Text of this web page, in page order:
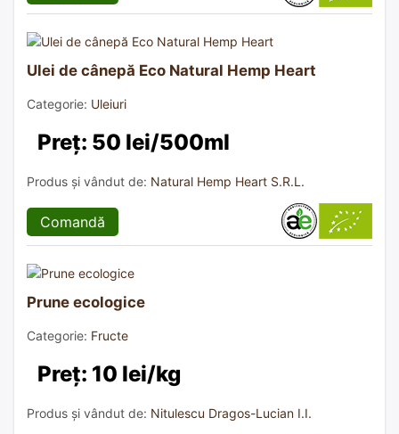
Ulei de cânepă Eco Natural Hemp Heart
Categorie: Uleiuri
Preț: 50 lei/500ml
Produs și vândut de: Natural Hemp Heart S.R.L.
Comandă
Prune ecologice
Categorie: Fructe
Preț: 10 lei/kg
Produs și vândut de: Nitulescu Dragos-Lucian I.I.